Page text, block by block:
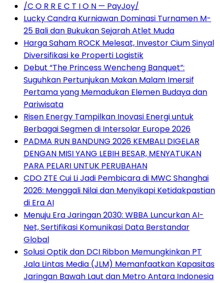
/C O R R E C T I O N — PayJoy/
Lucky Candra Kurniawan Dominasi Turnamen M-
25 Bali dan Bukukan Sejarah Atlet Muda
Harga Saham ROCK Melesat, Investor Cium Sinyal
Diversifikasi ke Properti Logistik
Debut “The Princess Wencheng Banquet”:
Suguhkan Pertunjukan Makan Malam Imersif
Pertama yang Memadukan Elemen Budaya dan
Pariwisata
Risen Energy Tampilkan Inovasi Energi untuk
Berbagai Segmen di Intersolar Europe 2026
PADMA RUN BANDUNG 2026 KEMBALI DIGELAR
DENGAN MISI YANG LEBIH BESAR, MENYATUKAN
PARA PELARI UNTUK PERUBAHAN
CDO ZTE Cui Li Jadi Pembicara di MWC Shanghai
2026: Menggali Nilai dan Menyikapi Ketidakpastian
di Era AI
Menuju Era Jaringan 2030: WBBA Luncurkan AI-
Net, Sertifikasi Komunikasi Data Berstandar
Global
Solusi Optik dan DCI Ribbon Memungkinkan PT
Jala Lintas Media (JLM) Memanfaatkan Kapasitas
Jaringan Bawah Laut dan Metro Antara Indonesia